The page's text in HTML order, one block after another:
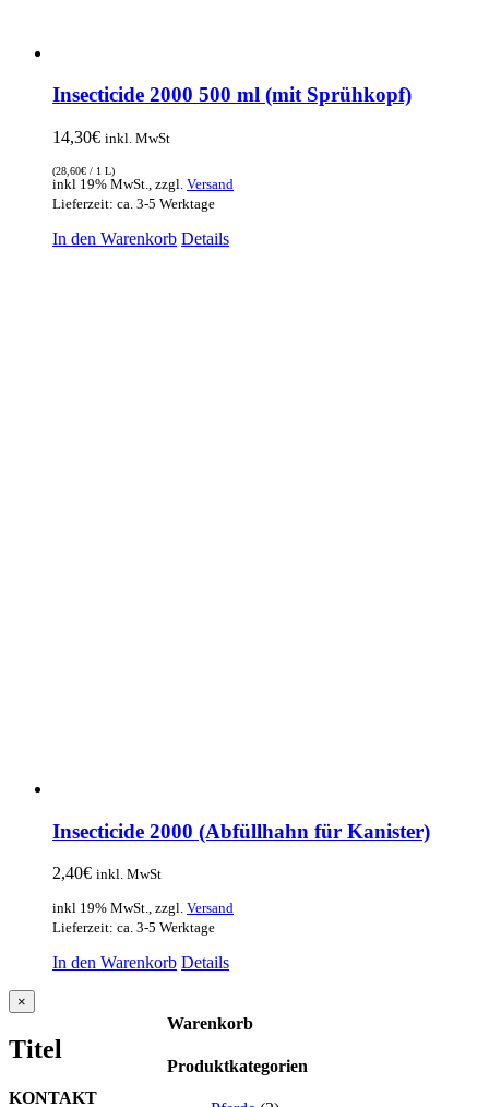
Insecticide 2000 500 ml (mit Sprühkopf)
14,30€ inkl. MwSt
(28,60€ / 1 L)
inkl 19% MwSt., zzgl. Versand
Lieferzeit: ca. 3-5 Werktage
In den Warenkorb Details
Insecticide 2000 (Abfüllhahn für Kanister)
2,40€ inkl. MwSt
inkl 19% MwSt., zzgl. Versand
Lieferzeit: ca. 3-5 Werktage
In den Warenkorb Details
Warenkorb
Produktkategorien
Close
product
view
×
Titel
KONTAKT